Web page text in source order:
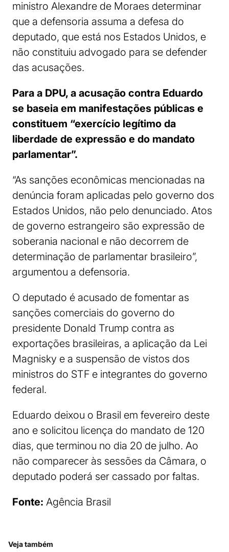
ministro Alexandre de Moraes determinar
que a defensoria assuma a defesa do
deputado, que está nos Estados Unidos, e
não constituiu advogado para se defender
das acusações.
Para a DPU, a acusação contra Eduardo
se baseia em manifestações públicas e
constituem “exercício legítimo da
liberdade de expressão e do mandato
parlamentar”.
“As sanções econômicas mencionadas na
denúncia foram aplicadas pelo governo dos
Estados Unidos, não pelo denunciado. Atos
de governo estrangeiro são expressão de
soberania nacional e não decorrem de
determinação de parlamentar brasileiro”,
argumentou a defensoria.
O deputado é acusado de fomentar as
sanções comerciais do governo do
presidente Donald Trump contra as
exportações brasileiras, a aplicação da Lei
Magnisky e a suspensão de vistos dos
ministros do STF e integrantes do governo
federal.
Eduardo deixou o Brasil em fevereiro deste
ano e solicitou licença do mandato de 120
dias, que terminou no dia 20 de julho. Ao
não comparecer às sessões da Câmara, o
deputado poderá ser cassado por faltas.
Fonte: Agência Brasil
Veja também